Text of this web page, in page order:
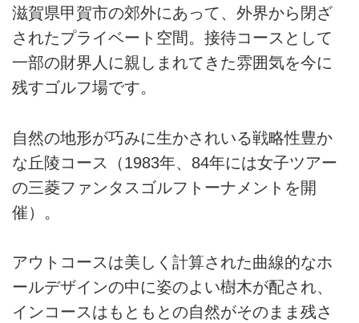
滋賀県甲賀市の郊外にあって、外界から閉ざ
されたプライベート空間。接待コースとして
一部の財界人に親しまれてきた雰囲気を今に
残すゴルフ場です。
自然の地形が巧みに生かされいる戦略性豊か
な丘陵コース（1983年、84年には女子ツアー
の三菱ファンタスゴルフトーナメントを開
催）。
アウトコースは美しく計算された曲線的なホ
ールデザインの中に姿のよい樹木が配され、
インコースはもともとの自然がそのまま残さ